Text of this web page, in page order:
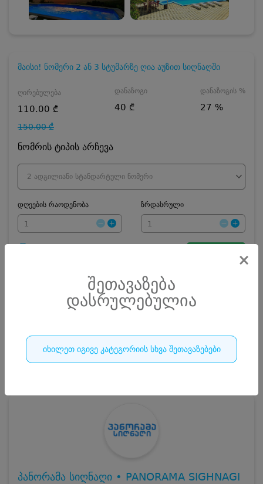
×
შეთავაზება
დასრულებულია
იხილეთ იგივე კატეგორიის სხვა შეთავაზებები
მაისი! ნომერი 2 ან 3 სტუმარზე ღია აუზით სიღნაღში
ღირებულება
110.00 ₾
150.00 ₾
დანაზოგი
40 ₾
დანაზოგის %
27 %
ნომრის ტიპის არჩევა
2 ადგილიანი სტანდარტული ნომერი
დღეების რაოდენობა ზრდასრული
სრული ღირებულების გადახდა
ჯავშნის კოდი
დამატებითი საწოლი
ნომრის ღირებულება დანაზოგით
110 ₾
დასრულებულია
პანორამა სიღნაღი • PANORAMA SIGHNAGI